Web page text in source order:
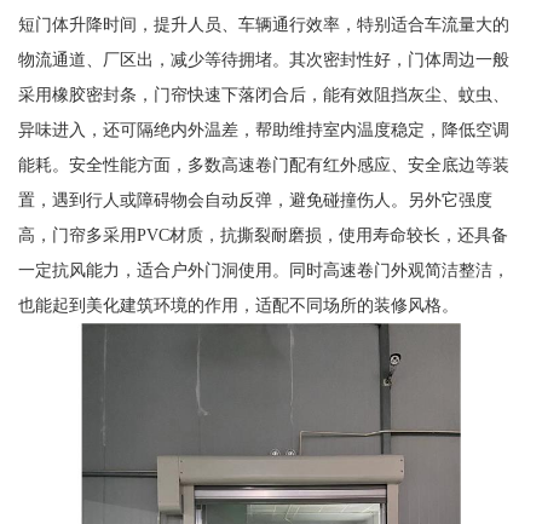
短门体升降时间，提升人员、车辆通行效率，特别适合车流量大的
物流通道、厂区出，减少等待拥堵。其次密封性好，门体周边一般
采用橡胶密封条，门帘快速下落闭合后，能有效阻挡灰尘、蚊虫、
异味进入，还可隔绝内外温差，帮助维持室内温度稳定，降低空调
能耗。安全性能方面，多数高速卷门配有红外感应、安全底边等装
置，遇到行人或障碍物会自动反弹，避免碰撞伤人。另外它强度
高，门帘多采用PVC材质，抗撕裂耐磨损，使用寿命较长，还具备
一定抗风能力，适合户外门洞使用。同时高速卷门外观简洁整洁，
也能起到美化建筑环境的作用，适配不同场所的装修风格。